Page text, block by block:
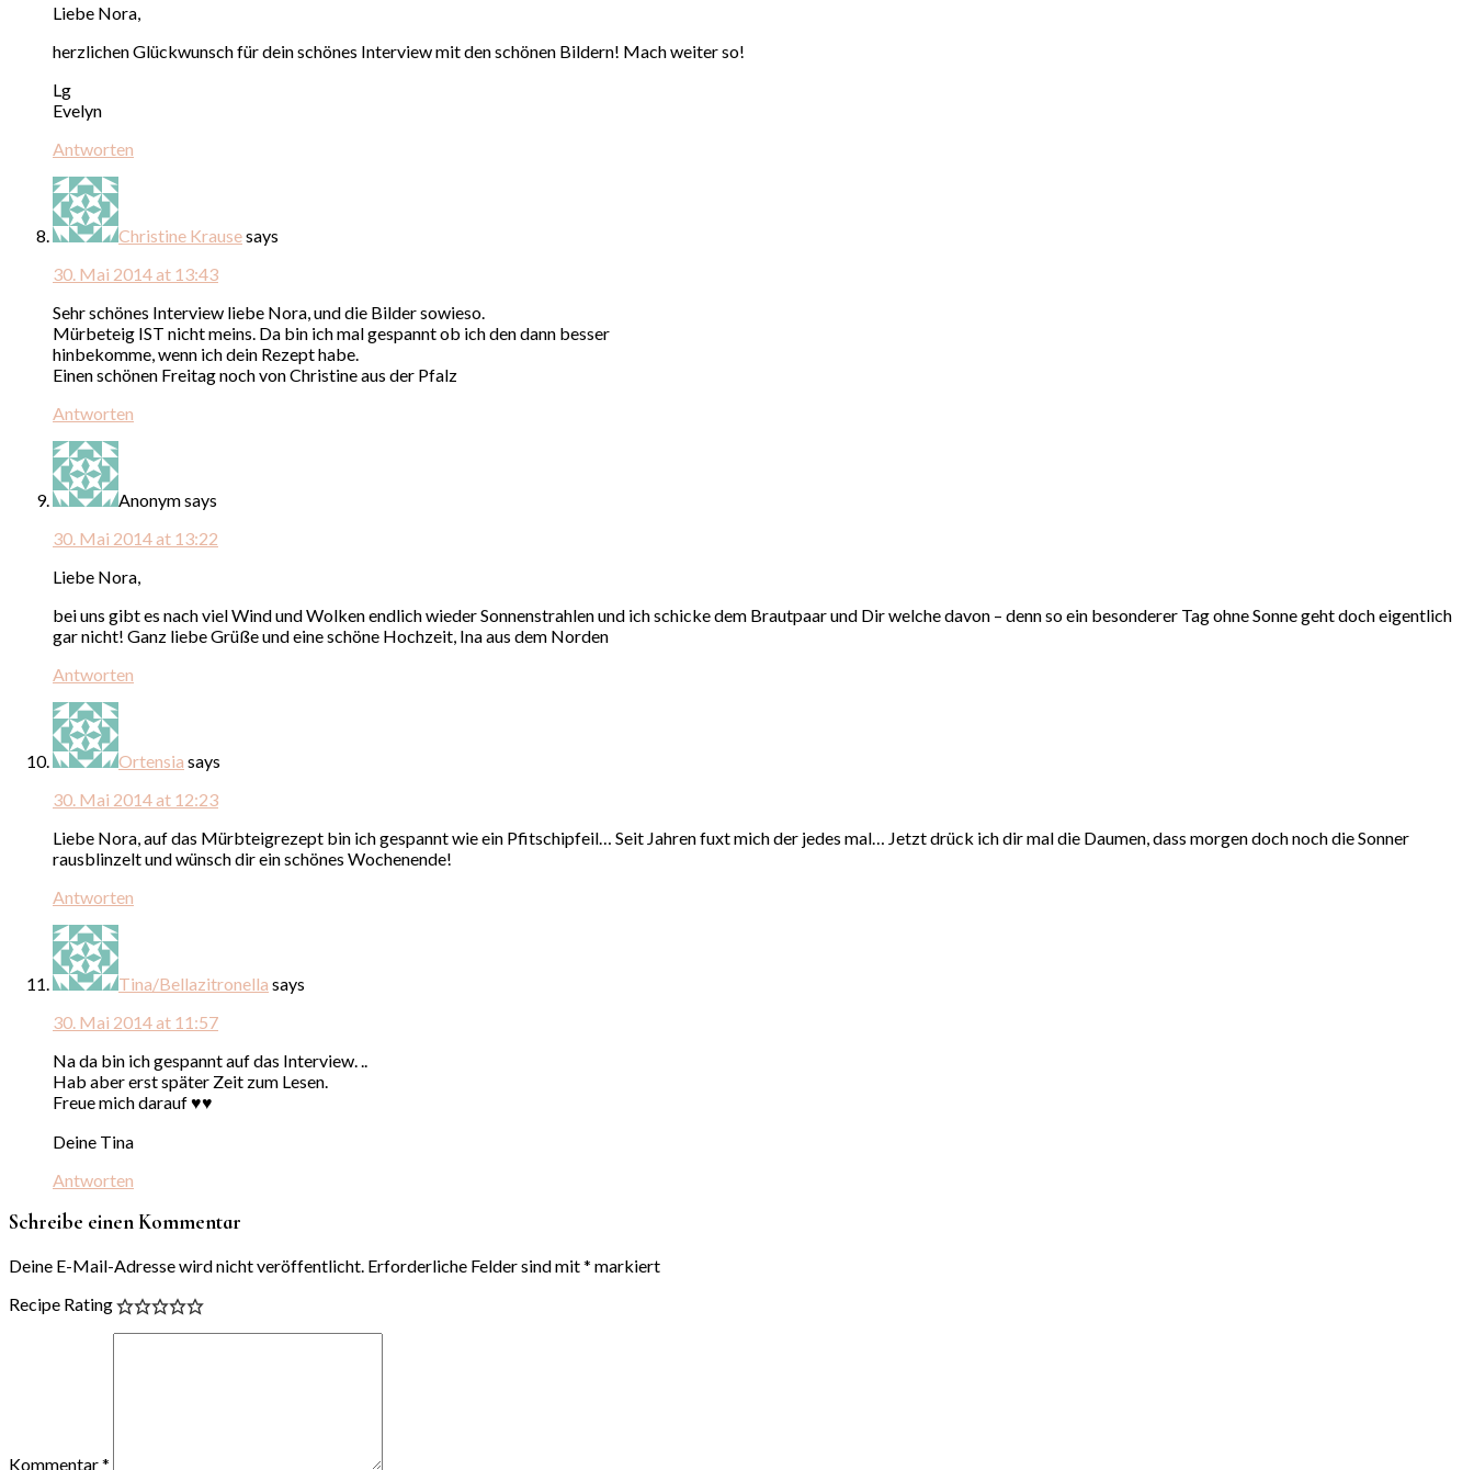
Liebe Nora,
herzlichen Glückwunsch für dein schönes Interview mit den schönen Bildern! Mach weiter so!
Lg
Evelyn
Antworten
Christine Krausesays
30. Mai 2014 at 13:43
Sehr schönes Interview liebe Nora, und die Bilder sowieso.
Mürbeteig IST nicht meins. Da bin ich mal gespannt ob ich den dann besser
hinbekomme, wenn ich dein Rezept habe.
Einen schönen Freitag noch von Christine aus der Pfalz
Antworten
Anonymsays
30. Mai 2014 at 13:22
Liebe Nora,
bei uns gibt es nach viel Wind und Wolken endlich wieder Sonnenstrahlen und ich schicke dem Brautpaar und Dir welche davon – denn so ein besonderer Tag ohne Sonne geht doch eigentlich
gar nicht! Ganz liebe Grüße und eine schöne Hochzeit, Ina aus dem Norden
Antworten
Ortensia says
30. Mai 2014 at 12:23
Liebe Nora, auf das Mürbteigrezept bin ich gespannt wie ein Pfitschipfeil… Seit Jahren fuxt mich der jedes mal… Jetzt drück ich dir mal die Daumen, dass morgen doch noch die Sonner
rausblinzelt und wünsch dir ein schönes Wochenende!
Antworten
Tina/Bellazitronella says
30. Mai 2014 at 11:57
Na da bin ich gespannt auf das Interview. ..
Hab aber erst später Zeit zum Lesen.
Freue mich darauf ♥♥
Deine Tina
Antworten
Schreibe einen Kommentar
Deine E-Mail-Adresse wird nicht veröffentlicht. Erforderliche Felder sind mit* markiert
Recipe Rating
Kommentar*